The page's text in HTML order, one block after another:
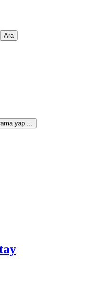
yap ...